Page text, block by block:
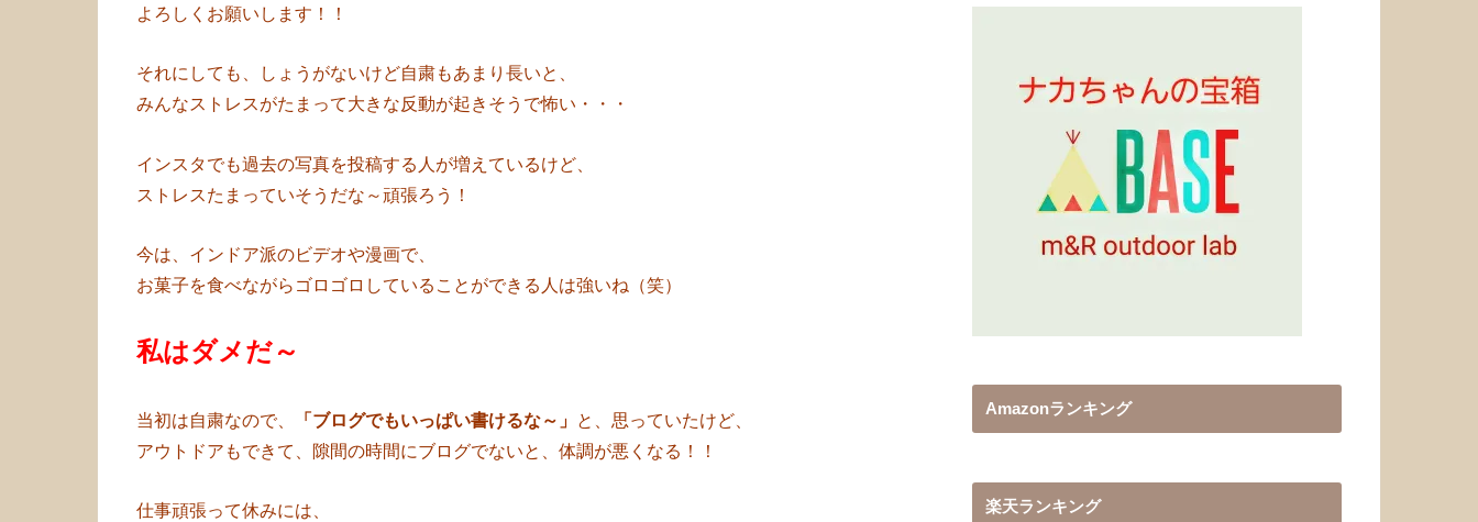
よろしくお願いします！！
それにしても、しょうがないけど自粛もあまり長いと、
みんなストレスがたまって大きな反動が起きそうで怖い・・・
インスタでも過去の写真を投稿する人が増えているけど、
ストレスたまっていそうだな～頑張ろう！
今は、インドア派のビデオや漫画で、
お菓子を食べながらゴロゴロしていることができる人は強いね（笑）
私はダメだ～
当初は自粛なので、 「ブログでもいっぱい書けるな～」 と、思っていたけど、
アウトドアもできて、隙間の時間にブログでないと、体調が悪くなる！！
仕事頑張って休みには、
Amazonランキング
楽天ランキング